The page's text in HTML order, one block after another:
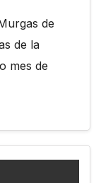
de
de la
mes de